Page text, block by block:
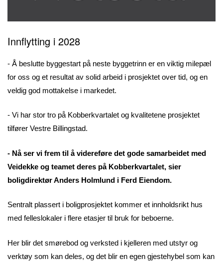
Innflytting i 2028
- Å beslutte byggestart på neste byggetrinn er en viktig milepæl
for oss og et resultat av solid arbeid i prosjektet over tid, og en
veldig god mottakelse i markedet.
- Vi har stor tro på Kobberkvartalet og kvalitetene prosjektet
tilfører Vestre Billingstad.
- Nå ser vi frem til å videreføre det gode samarbeidet med
Veidekke og teamet deres på Kobberkvartalet, sier
boligdirektør Anders Holmlund i Ferd Eiendom.
Sentralt plassert i boligprosjektet kommer et innholdsrikt hus
med felleslokaler i flere etasjer til bruk for beboerne.
Her blir det smørebod og verksted i kjelleren med utstyr og
verktøy som kan deles, og det blir en egen gjestehybel som kan